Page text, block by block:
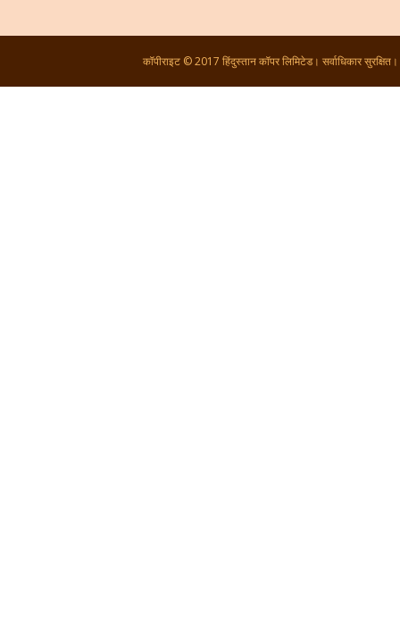
कॉपीराइट © 2017 हिंदुस्तान कॉपर लिमिटेड। सर्वाधिकार सुरक्षित।